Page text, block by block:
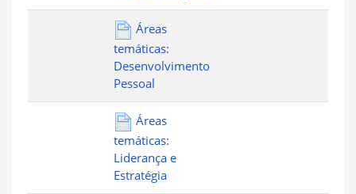
Áreas
temáticas:
Desenvolvimento
Pessoal
Áreas
temáticas:
Liderança e
Estratégia